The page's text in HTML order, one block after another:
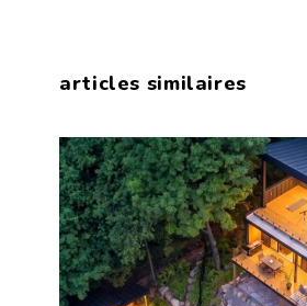
articles similaires